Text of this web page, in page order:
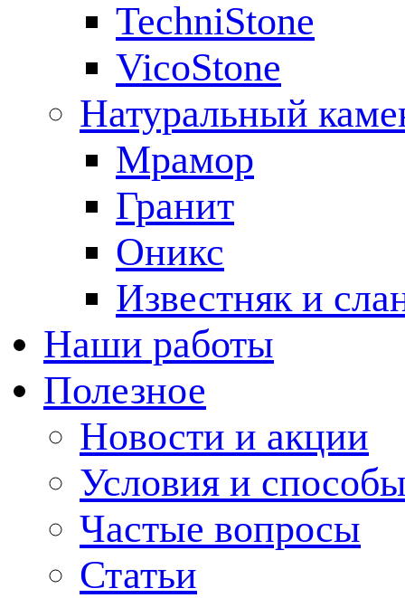
TechniStone
VicoStone
Натуральный
Мрамор
Гранит
Оникс
Известняк и
Наши работы
Полезное
Новости и акции
Условия и
Частые вопросы
Статьи